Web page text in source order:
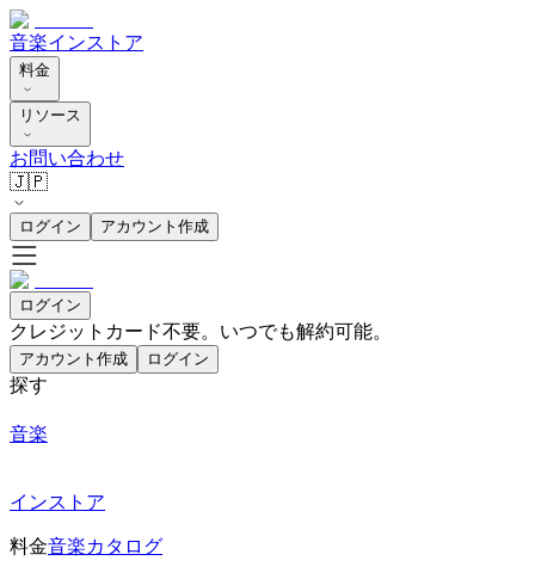
音楽インストア
料金
リソース
お問い合わせ
🇯🇵
ログイン アカウント作成
ログイン
クレジットカード不要。いつでも解約可能。
アカウント作成 ログイン
探す
音楽
インストア
料金音楽カタログ